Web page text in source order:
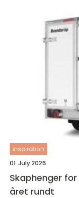
inspiration
01. July 2026
Skaphenger
året rundt